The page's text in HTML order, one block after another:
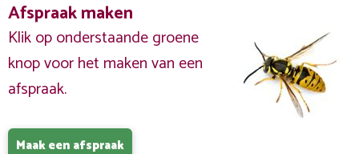
Afspraak maken
Klik op onderstaande groene
knop voor het maken van een
afspraak.
Maak een afspraak